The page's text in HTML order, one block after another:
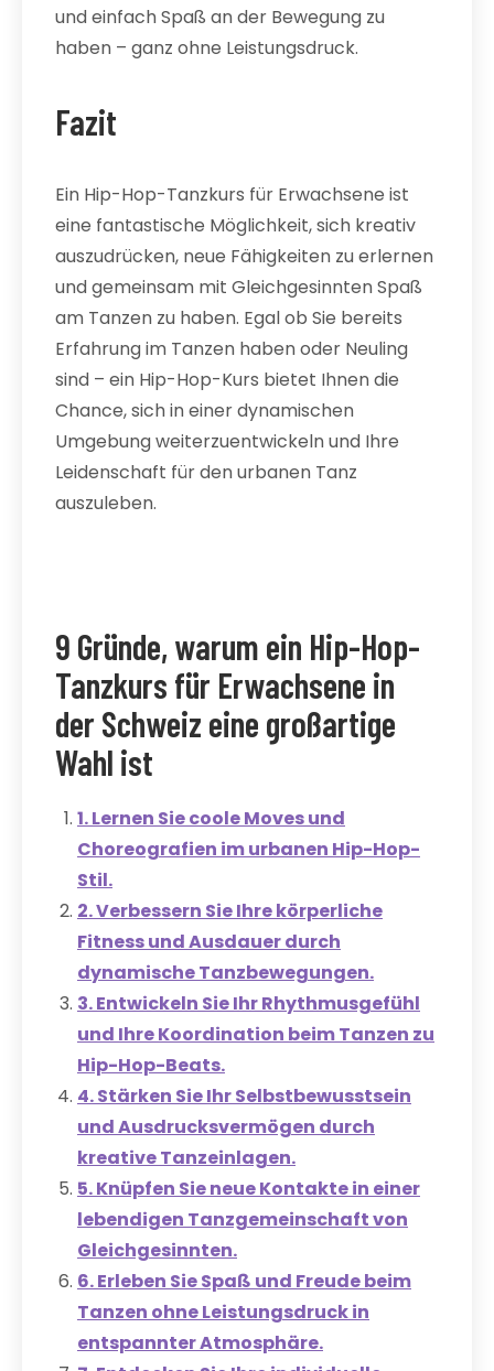
und einfach Spaß an der Bewegung zu
haben – ganz ohne Leistungsdruck.
Fazit
Ein Hip-Hop-Tanzkurs für Erwachsene ist
eine fantastische Möglichkeit, sich kreativ
auszudrücken, neue Fähigkeiten zu erlernen
und gemeinsam mit Gleichgesinnten Spaß
am Tanzen zu haben. Egal ob Sie bereits
Erfahrung im Tanzen haben oder Neuling
sind – ein Hip-Hop-Kurs bietet Ihnen die
Chance, sich in einer dynamischen
Umgebung weiterzuentwickeln und Ihre
Leidenschaft für den urbanen Tanz
auszuleben.
9 Gründe, warum ein Hip-Hop-
Tanzkurs für Erwachsene in
der Schweiz eine großartige
Wahl ist
1. Lernen Sie coole Moves und
Choreografien im urbanen Hip-Hop-
Stil.
2. Verbessern Sie Ihre körperliche
Fitness und Ausdauer durch
dynamische Tanzbewegungen.
3. Entwickeln Sie Ihr Rhythmusgefühl
und Ihre Koordination beim Tanzen zu
Hip-Hop-Beats.
4. Stärken Sie Ihr Selbstbewusstsein
und Ausdrucksvermögen durch
kreative Tanzeinlagen.
5. Knüpfen Sie neue Kontakte in einer
lebendigen Tanzgemeinschaft von
Gleichgesinnten.
6. Erleben Sie Spaß und Freude beim
Tanzen ohne Leistungsdruck in
entspannter Atmosphäre.